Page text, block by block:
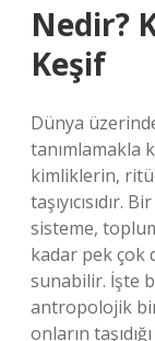
Nedir?
Keşif
Dünya
tanımlamakla
kimliklerin,
taşıyıcısıdır.
sisteme,
kadar pek çok
sunabilir. İşte
antropolojik
onların